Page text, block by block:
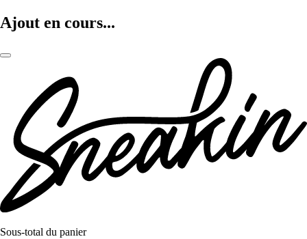
Ajout en cours...
Sous-total du panier